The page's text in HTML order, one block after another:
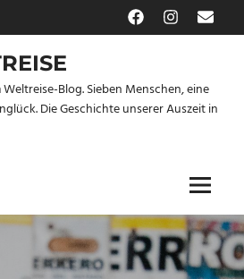
FacebookInstagram
E-
Mail
Blog. Sieben Menschen, eine
Die Geschichte unserer Auszeit in
Menu